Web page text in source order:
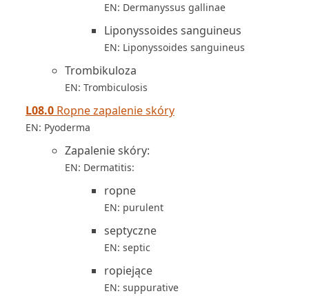
EN: Dermanyssus gallinae
Liponyssoides sanguineus
EN: Liponyssoides sanguineus
Trombikuloza
EN: Trombiculosis
L08.0 Ropne zapalenie skóry
EN: Pyoderma
Zapalenie skóry:
EN: Dermatitis:
ropne
EN: purulent
septyczne
EN: septic
ropiejące
EN: suppurative